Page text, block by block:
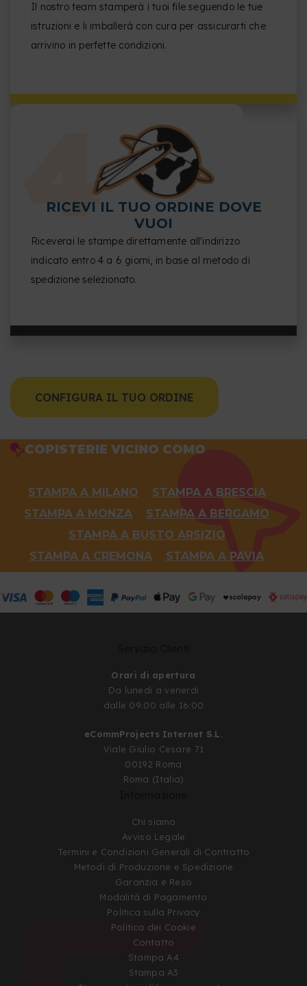
Il nostro team stamperà i tuoi file seguendo le tue
istruzioni e li imballerà con cura per assicurarti che
arrivino in perfette condizioni.
RICEVI IL TUO ORDINE DOVE
VUOI
Riceverai le stampe direttamente all'indirizzo
indicato entro 4 a 6 giorni, in base al metodo di
spedizione selezionato.
CONFIGURA IL TUO ORDINE
COPISTERIE VICINO COMO
STAMPA A MILANO
STAMPA A BRESCIA
STAMPA A MONZA
STAMPA A BERGAMO
STAMPA A BUSTO ARSIZIO
STAMPA A CREMONA
STAMPA A PAVIA
Orari di apertura
Da lunedi a venerdi
dalle 09:00 alle 16:00
eCommProjects Internet S.L.
Viale Giulio Cesare 71
00192 Roma
Roma (Italia)
Chi siamo
Avviso Legale
Termini e Condizioni Generali di Contratto
Metodi di Produzione e Spedizione
Garanzia e Reso
Modalità di Pagamento
Politica sulla Privacy
Politica dei Cookie
Contatto
Stampa A4
Stampa A3